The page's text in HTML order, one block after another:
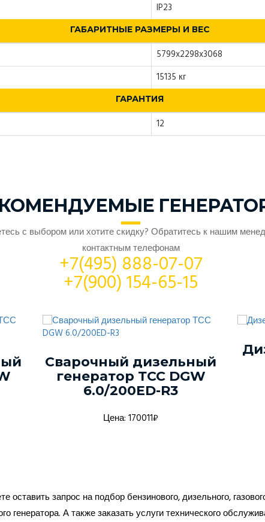
IP23
ГАБАРИТНЫЕ РАЗМЕРЫ И ВЕС
5799x2298x3068
15135 кг
ГАРАНТИЯ
12
с выбором или хотите скидку? Обратитесь к нашим
контактным телефонам
+7(495) 888-07-07
+7(900) 154-65-15
Сварочный дизельный
генератор ТСС DGW
6.0/200ED-R3
Цена: 170011₽
оставить запрос на подбор бензинового, дизельного,
генератора. А также заказать услуги технического